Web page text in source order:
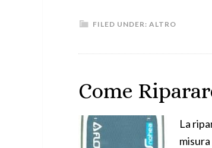
FILED UNDER: ALTRO
Come
La